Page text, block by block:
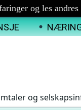
og les
og